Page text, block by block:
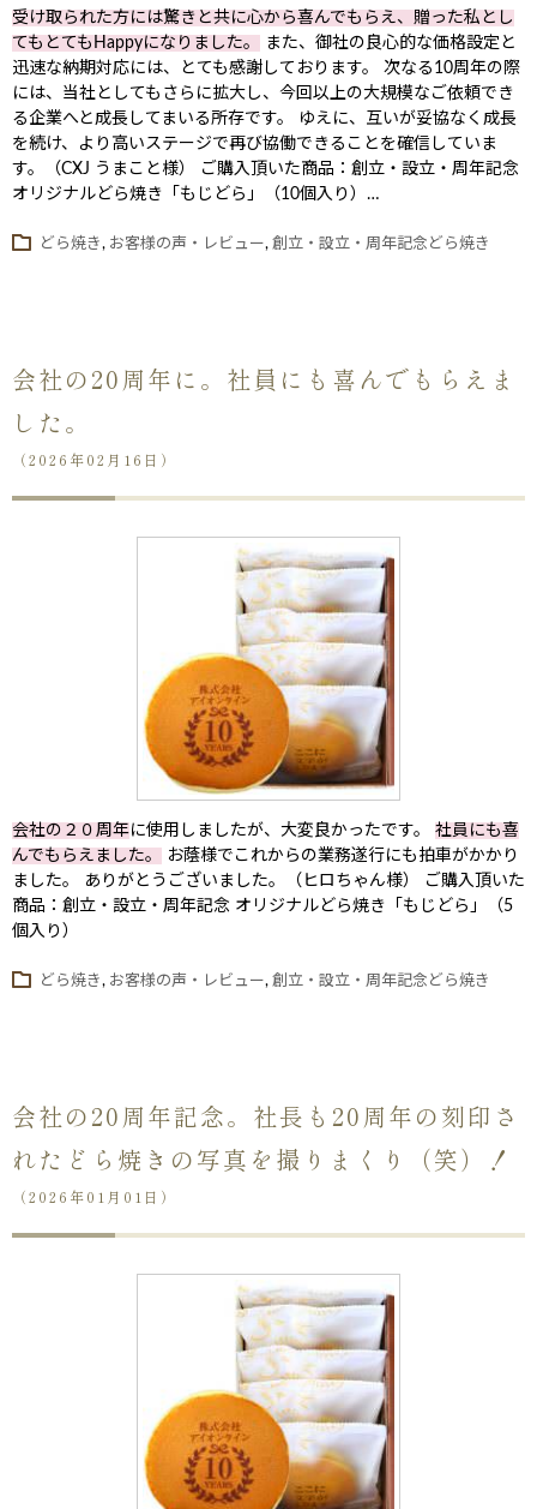
受け取られた方には驚きと共に心から喜んでもらえ、贈った私とし
てもとてもHappyになりました。
また、御社の良心的な価格設定と
迅速な納期対応には、とても感謝しております。 次なる10周年の際
には、当社としてもさらに拡大し、今回以上の大規模なご依頼でき
る企業へと成長してまいる所存です。 ゆえに、互いが妥協なく成長
を続け、より高いステージで再び協働できることを確信していま
す。（CXJ うまこと様） ご購入頂いた商品：創立・設立・周年記念
オリジナルどら焼き「もじどら」（10個入り）…
どら焼き, お客様の声・レビュー, 創立・設立・周年記念どら焼き
会社の20周年に。社員にも喜んでもらえま
した。
（2026年02月16日）
会社の２０周年に使用しましたが、大変良かったです。 社員にも喜
んでもらえました。
お蔭様でこれからの業務遂行にも拍車がかかり
ました。 ありがとうございました。（ヒロちゃん様） ご購入頂いた
商品：創立・設立・周年記念 オリジナルどら焼き「もじどら」（5
個入り）
どら焼き, お客様の声・レビュー, 創立・設立・周年記念どら焼き
会社の20周年記念。社長も20周年の刻印さ
れたどら焼きの写真を撮りまくり（笑）！
（2026年01月01日）